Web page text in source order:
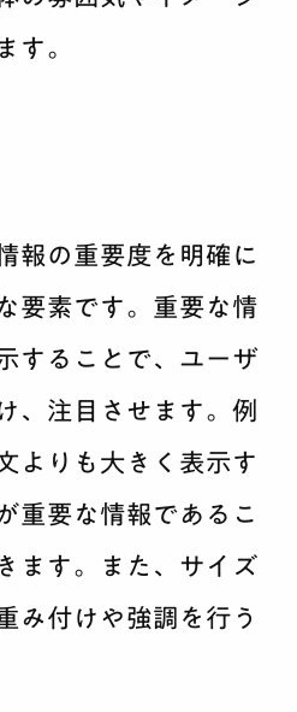
す。
報の重要度を明確に
要素です。重要な情
することで、ユーザ
、注目させます。例
よりも大きく表示す
重要な情報であるこ
ます。また、サイズ
み付けや強調を行う